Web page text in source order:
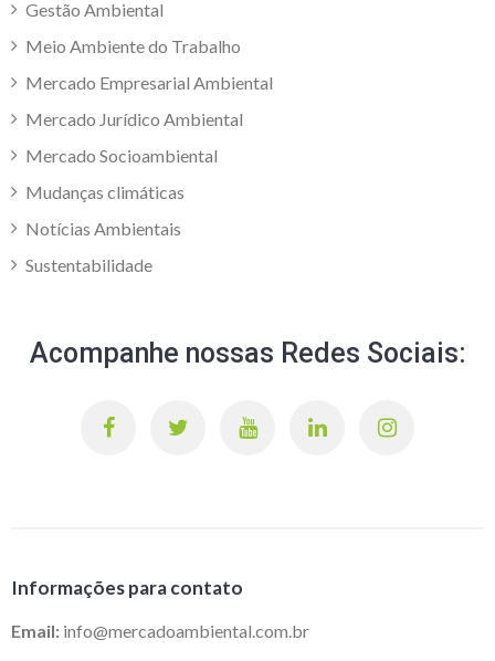
Gestão Ambiental
Meio Ambiente do Trabalho
Mercado Empresarial Ambiental
Mercado Jurídico Ambiental
Mercado Socioambiental
Mudanças climáticas
Notícias Ambientais
Sustentabilidade
Acompanhe nossas Redes Sociais:
Informações para contato
Email: info@mercadoambiental.com.br